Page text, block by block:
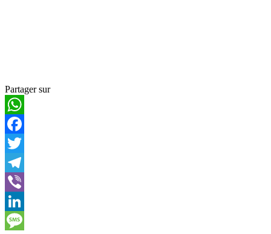
Partager sur
WhatsApp
Facebook
Twitter
Telegram
Viber
LinkedIn